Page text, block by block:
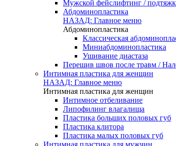
Мужской фейслифтинг /
Абдоминопластика
НАЗАД: Главное меню
Абдоминопластика
Классическая
Миниабдоминопластика
Ушивание диастаза
Перешив швов после травм /
Интимная пластика для женщин
НАЗАД: Главное меню
Интимная пластика для женщин
Интимное отбеливание
Липофилинг влагалища
Пластика больших половых губ
Пластика клитора
Пластика малых половых губ
Интимная пластика для мужчин